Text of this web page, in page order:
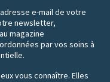
e-mail de votre
newsletter,
magazine
par vos soins à
vous connaître. Elles